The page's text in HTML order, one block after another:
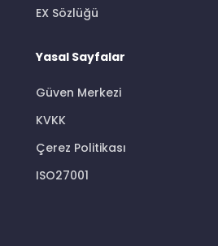
EX Sözlüğü
Yasal Sayfalar
Güven Merkezi
KVKK
Çerez Politikası
ISO27001